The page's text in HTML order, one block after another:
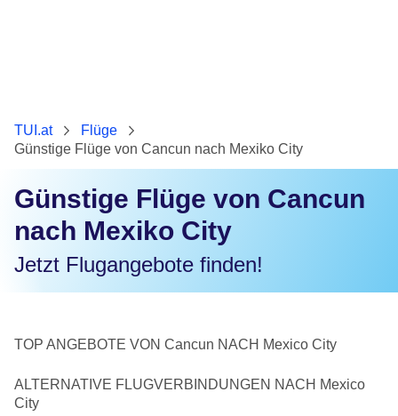
TUI.at
Flüge
Günstige Flüge von Cancun nach Mexiko City
Günstige Flüge von Cancun
nach Mexiko City
Jetzt Flugangebote finden!
TOP ANGEBOTE VON Cancun NACH Mexico City
ALTERNATIVE FLUGVERBINDUNGEN NACH Mexico
City